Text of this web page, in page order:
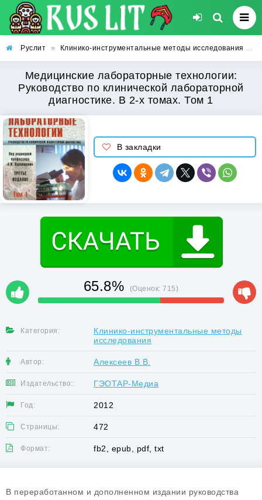
Руслит » Клинико-инструментальные методы исследования »
Медицинские лабораторные технологии:
Руководство по клинической лабораторной
диагностике. В 2-х томах. Том 1
В закладки
65.8% (Оценок:715)
Категория:
Клинико-инструментальные методы
исследования
Автор: Алексеев В.В.
Издательство:: ГЭОТАР-Медиа
Год: 2012
Страницы: 472
Формат: fb2, epub, pdf, txt
В переработанном и дополненном издании руководства